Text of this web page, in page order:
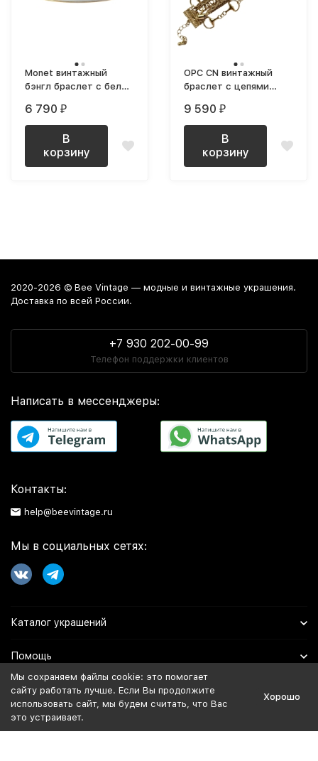
Monet винтажный
бэнгл браслет с белой
6 790 ₽
В
корзину
OPC CN винтажный
браслет с цепями
9 590 ₽
В
корзину
2020-2026 © Bee Vintage — модные и винтажные украшения.
Доставка по всей России.
+7 930 202-00-99
Телефон поддержки клиентов
Написать в мессенджеры:
Контакты:
help@beevintage.ru
Мы в социальных сетях:
Каталог украшений
Помощь
Информация
Политика персональных данных
Мы сохраняем файлы cookie: это помогает
сайту работать лучше. Если Вы продолжите
использовать сайт, мы будем считать, что Вас
это устраивает.
Хорошо